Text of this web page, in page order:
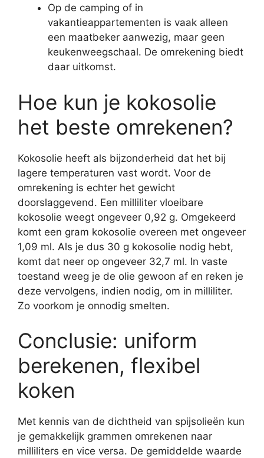
Op de camping of in
vakantieappartementen is vaak alleen
een maatbeker aanwezig, maar geen
keukenweegschaal. De omrekening biedt
daar uitkomst.
Hoe kun je kokosolie
het beste omrekenen?
Kokosolie heeft als bijzonderheid dat het bij
lagere temperaturen vast wordt. Voor de
omrekening is echter het gewicht
doorslaggevend. Een milliliter vloeibare
kokosolie weegt ongeveer 0,92 g. Omgekeerd
komt een gram kokosolie overeen met ongeveer
1,09 ml. Als je dus 30 g kokosolie nodig hebt,
komt dat neer op ongeveer 32,7 ml. In vaste
toestand weeg je de olie gewoon af en reken je
deze vervolgens, indien nodig, om in milliliter.
Zo voorkom je onnodig smelten.
Conclusie: uniform
berekenen, flexibel
koken
Met kennis van de dichtheid van spijsolieën kun
je gemakkelijk grammen omrekenen naar
milliliters en vice versa. De gemiddelde waarde